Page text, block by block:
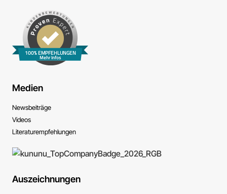
100% EMPFEHLUNGEN
Mehr Infos
Medien
News­beiträge
Videos
Literatur­empfehlungen
Auszeichnungen